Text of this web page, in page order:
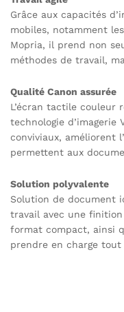
Grâce aux capacités
mobiles, notamment
Mopria, il prend non
méthodes de travail,
Qualité Canon assurée
L’écran tactile couleur
technologie d’imagerie
conviviaux, améliorent
permettent aux
Solution polyvalente
Solution de document
travail avec une finition
format compact, ainsi
prendre en charge tout